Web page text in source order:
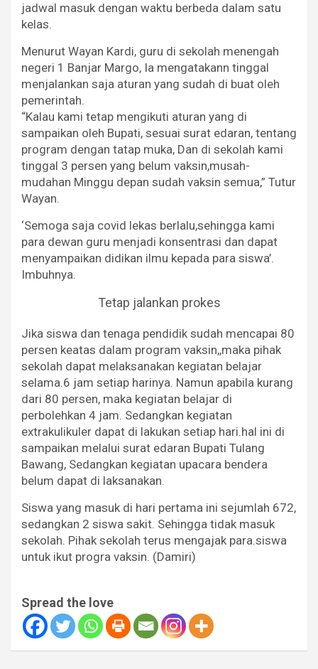
jadwal masuk dengan waktu berbeda dalam satu
kelas.
Menurut Wayan Kardi, guru di sekolah menengah
negeri 1 Banjar Margo, Ia mengatakann tinggal
menjalankan saja aturan yang sudah di buat oleh
pemerintah.
“Kalau kami tetap mengikuti aturan yang di
sampaikan oleh Bupati, sesuai surat edaran, tentang
program dengan tatap muka, Dan di sekolah kami
tinggal 3 persen yang belum vaksin,musah-
mudahan Minggu depan sudah vaksin semua,” Tutur
Wayan.
‘Semoga saja covid lekas berlalu,sehingga kami
para dewan guru menjadi konsentrasi dan dapat
menyampaikan didikan ilmu kepada para siswa’.
Imbuhnya.
Tetap jalankan prokes
Jika siswa dan tenaga pendidik sudah mencapai 80
persen keatas dalam program vaksin,,maka pihak
sekolah dapat melaksanakan kegiatan belajar
selama.6 jam setiap harinya. Namun apabila kurang
dari 80 persen, maka kegiatan belajar di
perbolehkan 4 jam. Sedangkan kegiatan
extrakulikuler dapat di lakukan setiap hari.hal ini di
sampaikan melalui surat edaran Bupati Tulang
Bawang, Sedangkan kegiatan upacara bendera
belum dapat di laksanakan.
Siswa yang masuk di hari pertama ini sejumlah 672,
sedangkan 2 siswa sakit. Sehingga tidak masuk
sekolah. Pihak sekolah terus mengajak para.siswa
untuk ikut progra vaksin. (Damiri)
Spread the love